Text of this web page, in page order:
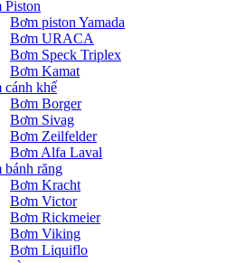
Piston
Bơm piston Yamada
Bơm URACA
Bơm Speck Triplex
Bơm Kamat
cánh khế
Bơm Borger
Bơm Sivag
Bơm Zeilfelder
Bơm Alfa Laval
bánh răng
Bơm Kracht
Bơm Victor
Bơm Rickmeier
Bơm Viking
Bơm Liquiflo